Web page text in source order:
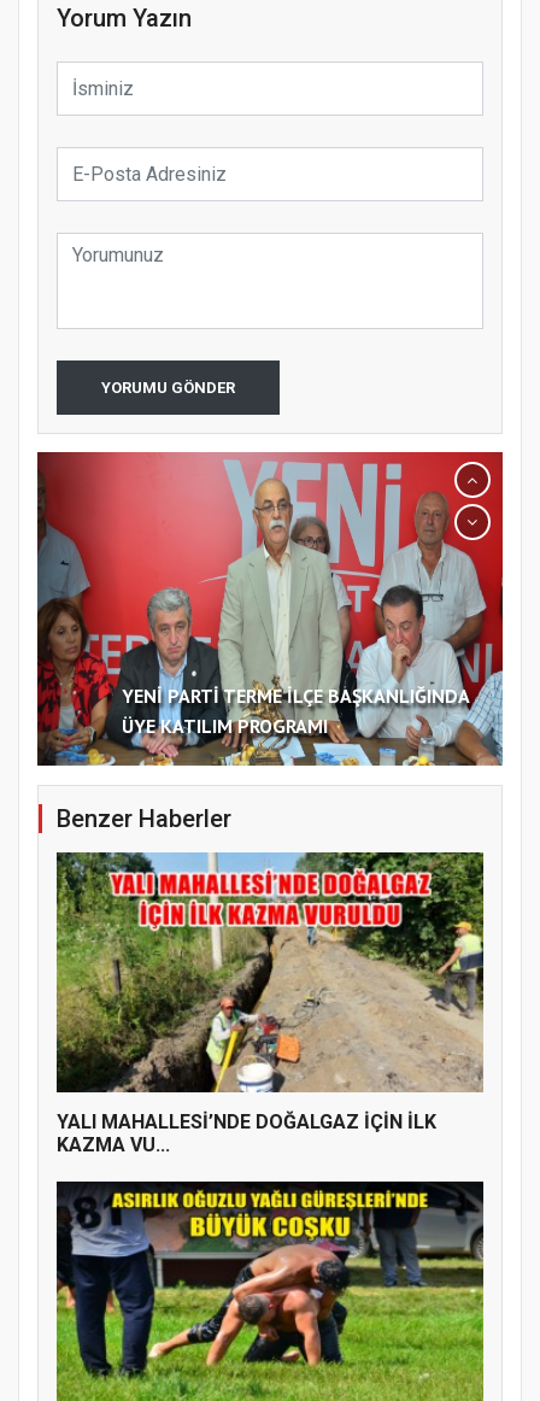
Yorum Yazın
YORUMU GÖNDER
YENİ PARTİ TERME İLÇE BAŞKANLIĞINDA
ÜYE KATILIM PROGRAMI
Benzer Haberler
YALI MAHALLESİ’NDE DOĞALGAZ İÇİN İLK
KAZMA VU...